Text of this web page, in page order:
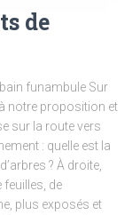
de
funambule Sur
notre proposition et
sur la route vers
: quelle est la
? À droite,
de
plus exposés et